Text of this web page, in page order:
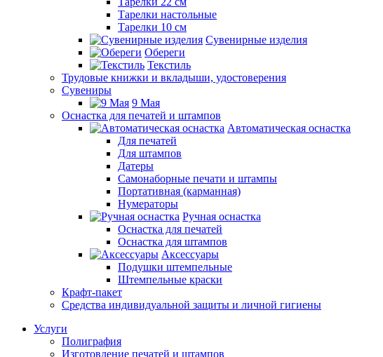
Тарелки настольные
Тарелки 10 см
Сувенирные изделия
Обереги
Текстиль
Трудовые книжки и вкладыши, удостоверения
Сувениры
9 Мая
Оснастка для печатей и штампов
Автоматическая оснастка
Для печатей
Для штампов
Датеры
Самонаборные печати и штампы
Портативная (карманная)
Нумераторы
Ручная оснастка
Оснастка для печатей
Оснастка для штампов
Аксессуары
Подушки штемпельные
Штемпельные краски
Крафт-пакет
Средства индивидуальной защиты и личной гигиены
Услуги
Полиграфия
Изготовление печатей и штампов